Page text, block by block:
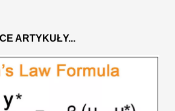
ARTYKUŁY...